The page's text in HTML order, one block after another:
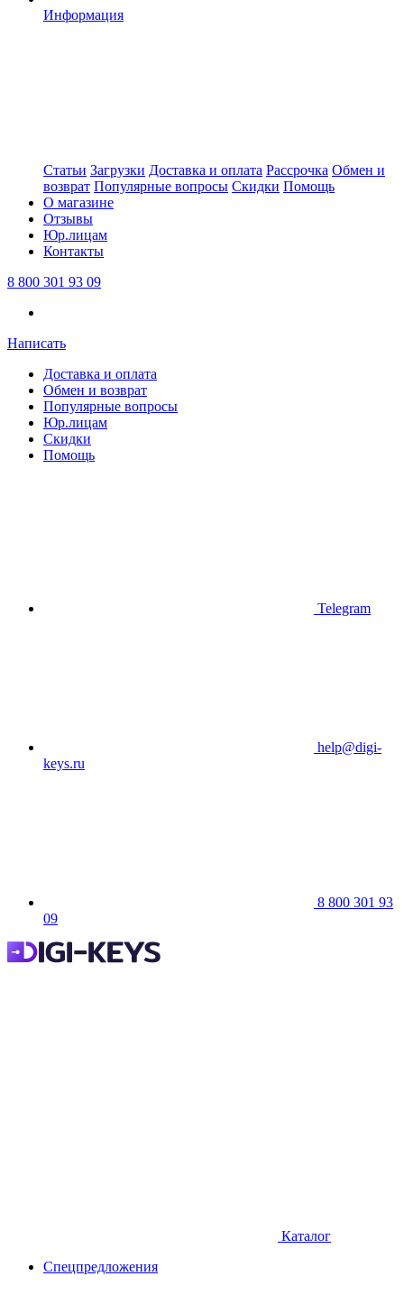
Информация
Статьи Загрузки Доставка и оплата Рассрочка Обмен и
возврат Популярные вопросы Скидки Помощь
О магазине
Отзывы
Юр.лицам
Контакты
8 800 301 93 09
Написать
Доставка и оплата
Обмен и возврат
Популярные вопросы
Юр.лицам
Скидки
Помощь
Telegram
help@digi-
keys.ru
8 800 301 93
09
Каталог
Спецпредложения